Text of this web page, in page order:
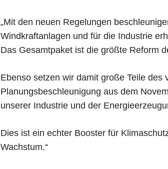
„Mit den neuen Regelungen
Windkraftanlagen und für die Industrie
Das Gesamtpaket ist die größte Reform
Ebenso setzen wir damit große Teile
Planungsbeschleunigung aus dem
unserer Industrie und der
Dies ist ein echter Booster für
Wachstum.“